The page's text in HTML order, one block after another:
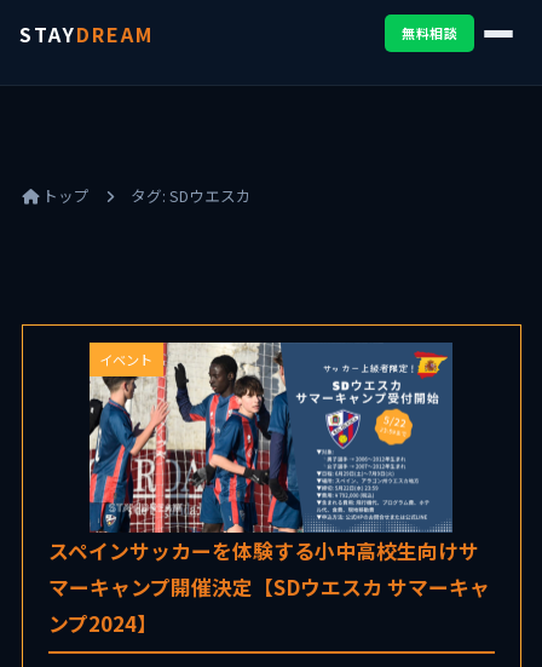
STAYDREAM 無料相談
トップ タグ: SDウエスカ
イベント
スペインサッカーを体験する小中高校生向けサ
マーキャンプ開催決定【SDウエスカ サマーキャ
ンプ2024】